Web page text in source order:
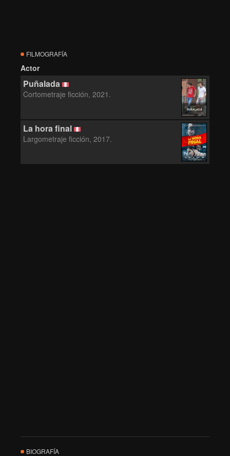
FILMOGRAFÍA
Actor
Puñalada
Cortometraje ficción, 2021.
PUÑALADA
La hora final
Largometraje ficción, 2017.
BIOGRAFÍA